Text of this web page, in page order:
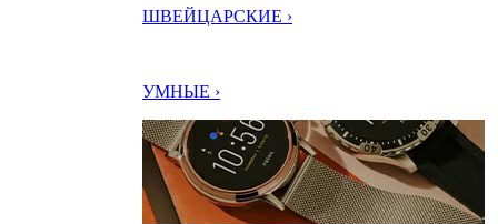
ШВЕЙЦАРСКИЕ ›
УМНЫЕ ›